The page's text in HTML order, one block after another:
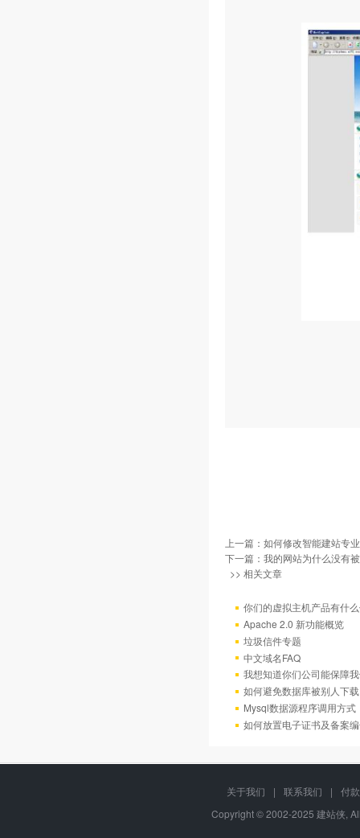
上一篇： 如何修改智能建站专
下一篇： 我的网站为什么没有
>> 相关文章
你们的虚拟主机产品有什
Apache 2.0 新功能概览
垃圾信件专题
中文域名FAQ
我想知道你们公司能保障
如何避免数据库被别人下
Mysql数据源程序调用方
如何放置电子证书及备案
关于我们 | 联系我们 |
付
Copyright © 2002-2025 建站侠,